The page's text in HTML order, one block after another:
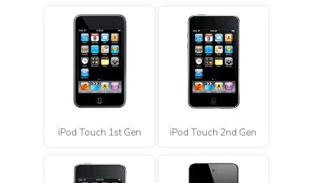
iPod Touch 1st Gen iPod Touch 2nd Gen